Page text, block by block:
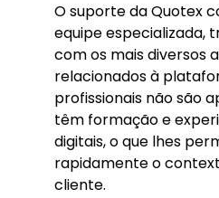
O suporte da Quotex
equipe especializada,
com os mais diversos
relacionados à
profissionais não são
têm formação e
digitais, o que lhes
rapidamente o
cliente.